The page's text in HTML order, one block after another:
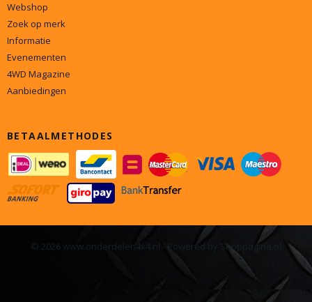
Webshop
Zoek op merk
Informatie
Evenementen
4WD Magazine
Aanbiedingen
BETAALMETHODES
© 2026 www.onderdelen4x4.nl - Powered by Shoppagina.nl